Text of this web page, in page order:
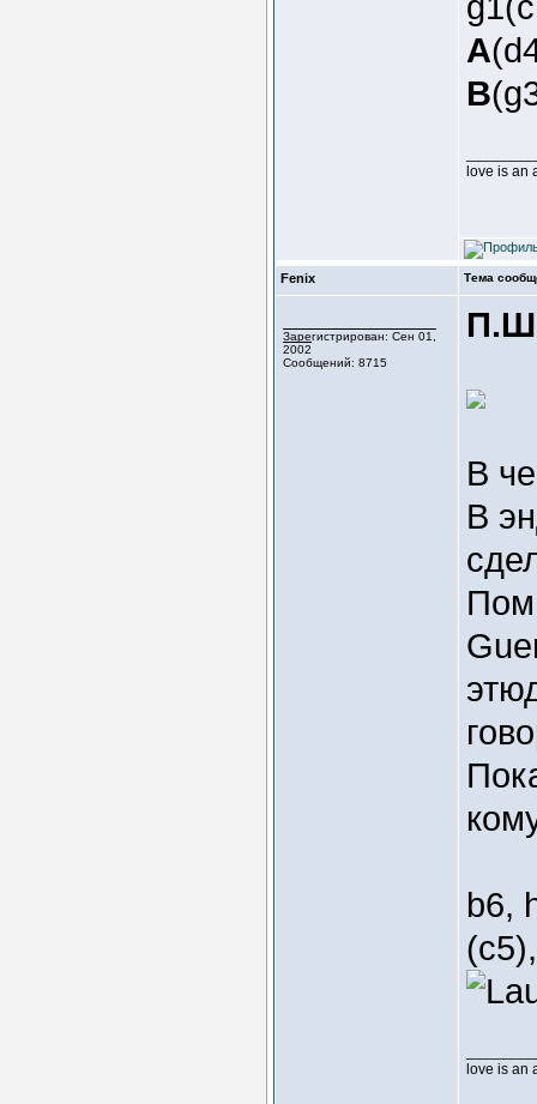
A
B
love is an
Fenix Тема
Зарегистрирован: Сен 01,
2002
Сообщений: 8715
В
В
b6,
love is an